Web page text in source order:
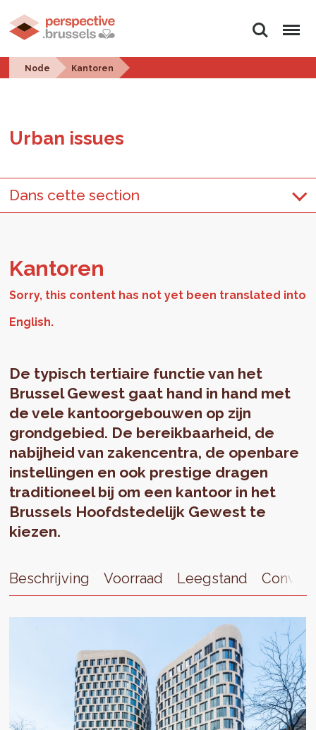
Search Menu
Node Kantoren
Urban is­sues
Dans cette section
Kan­toren
De typisch tertiaire functie van het
Brussel Gewest gaat hand in hand met
de vele kantoorgebouwen op zijn
grondgebied. De bereikbaarheid, de
nabijheid van zakencentra, de openbare
instellingen en ook prestige dragen
traditioneel bij om een kantoor in het
Brussels Hoofdstedelijk Gewest te
kiezen.
Beschrijving Voorraad Leegstand